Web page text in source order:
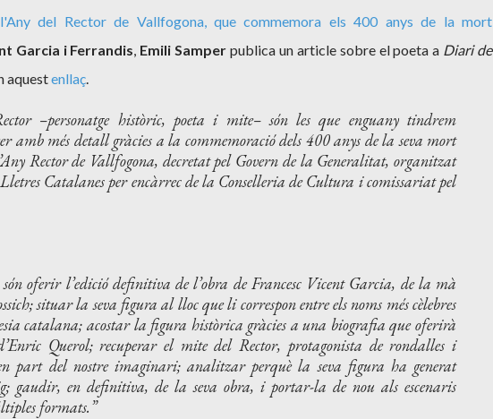
Any del Rector de Vallfogona, que commemora els 400 anys de la mort
Garcia i Ferrandis, Emili Samper publica un article sobre el poeta a Diari de
aquestenllaç.
–personatge històric, poeta i mite– són les que enguany tindrem
amb més detall gràcies a la commemoració dels 400 anys de la seva mort
Rector de Vallfogona, decretat pel Govern de la Generalitat, organitzat
Catalanes per encàrrec de la Conselleria de Cultura i comissariat pel
són oferir l’edició definitiva de l’obra de Francesc Vicent Garcia, de la mà
situar la seva figura al lloc que li correspon entre els noms més cèlebres
catalana; acostar la figura històrica gràcies a una biografia que oferirà
Querol; recuperar el mite del Rector, protagonista de rondalles i
part del nostre imaginari; analitzar perquè la seva figura ha generat
gaudir, en definitiva, de la seva obra, i portar-la de nou als escenaris
formats.